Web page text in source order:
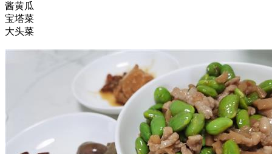
酱黄瓜
宝塔菜
大头菜